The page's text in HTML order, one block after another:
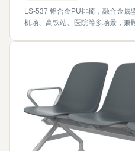
LS-537 铝合金PU排椅，融合金属
机场、高铁站、医院等多场景，兼